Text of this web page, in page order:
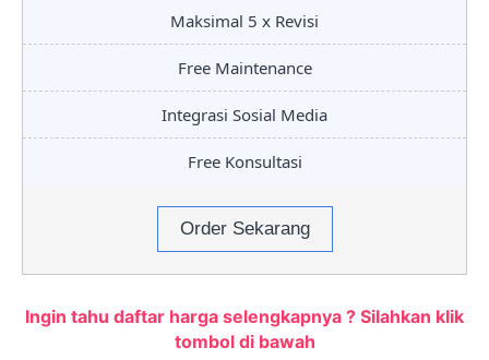
Maksimal 5 x Revisi
Free Maintenance
Integrasi Sosial Media
Free Konsultasi
Order Sekarang
Ingin tahu daftar harga selengkapnya ? Silahkan klik
tombol di bawah